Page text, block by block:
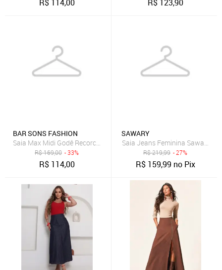
R$ 114,00 R$ 123,90
BAR SONS FASHION
Saia Max Midi Godê Recorco Assimetrico Cintura Alta em Linho
R$169,00 - 33%
R$ 114,00
SAWARY
Saia Jeans Feminina Sawary
R$219,99 - 27%
R$ 159,99 no Pix